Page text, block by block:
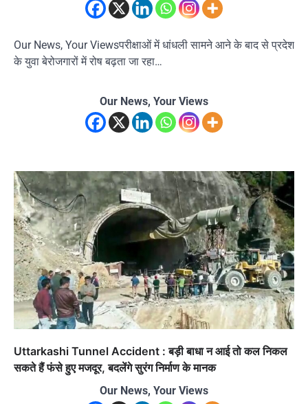
Our News, Your Viewsपरीक्षाओं में धांधली सामने आने के बाद से प्रदेश
के युवा बेरोजगारों में रोष बढ़ता जा रहा…
Our News, Your Views
Uttarkashi Tunnel Accident : बड़ी बाधा न आई तो कल निकल
सकते हैं फंसे हुए मजदूर, बदलेंगे सुरंग निर्माण के मानक
Our News, Your Views